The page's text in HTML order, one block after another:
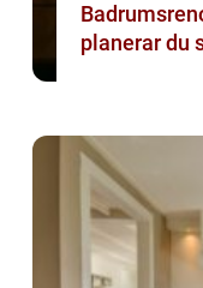
planerar du